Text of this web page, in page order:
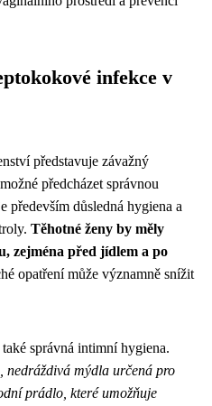
infekce v
představuje závažný
předcházet správnou
především důsledná hygiena a
Těhotné ženy by měly
zejména před jídlem a po
opatření může významně snížit
správná intimní hygiena.
nedráždivá mýdla určená pro
prádlo, které umožňuje